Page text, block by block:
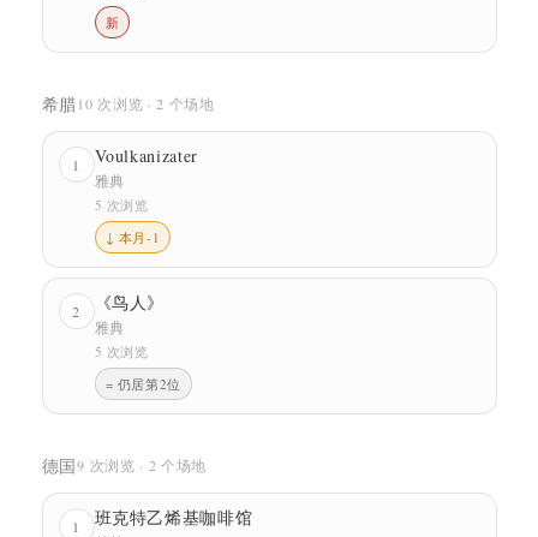
新
希腊10 次浏览 · 2 个场地
1 Voulkanizater
雅典
5 次浏览
↓ 本月-1
2 《鸟人》
雅典
5 次浏览
= 仍居第2位
德国9 次浏览 · 2 个场地
1 班克特乙烯基咖啡馆